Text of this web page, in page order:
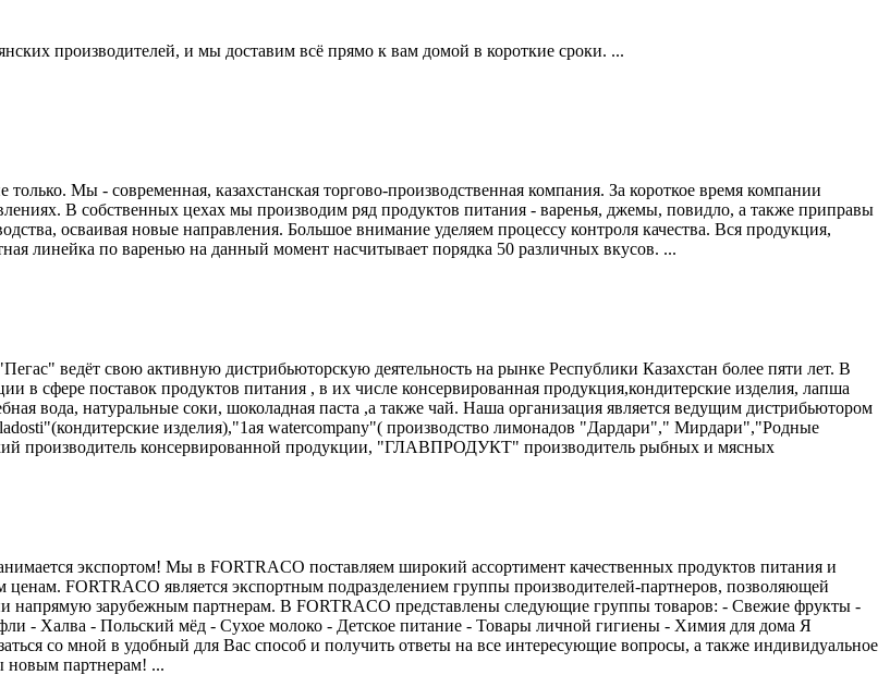
производителей, и мы доставим всё прямо к вам домой в короткие сроки. ...
Мы - современная, казахстанская торгово-производственная компания. За короткое время компании
В собственных цехах мы производим ряд продуктов питания - варенья, джемы, повидло, а также приправы
осваивая новые направления. Большое внимание уделяем процессу контроля качества. Вся продукция,
линейка по варенью на данный момент насчитывает порядка 50 различных вкусов. ...
ведёт свою активную дистрибьюторскую деятельность на рынке Республики Казахстан более пяти лет. В
сфере поставок продуктов питания , в их числе консервированная продукция,кондитерские изделия, лапша
вода, натуральные соки, шоколадная паста ,а также чай. Наша организация является ведущим дистрибьютором
изделия),"1ая watercompany"( производство лимонадов "Дардари"," Мирдари","Родные
производитель консервированной продукции, "ГЛАВПРОДУКТ" производитель рыбных и мясных
экспортом! Мы в FORTRACO поставляем широкий ассортимент качественных продуктов питания и
FORTRACO является экспортным подразделением группы производителей-партнеров, позволяющей
напрямую зарубежным партнерам. В FORTRACO представлены следующие группы товаров: - Свежие фрукты -
- Халва - Польский мёд - Сухое молоко - Детское питание - Товары личной гигиены - Химия для дома Я
со мной в удобный для Вас способ и получить ответы на все интересующие вопросы, а также индивидуальное
новым партнерам! ...